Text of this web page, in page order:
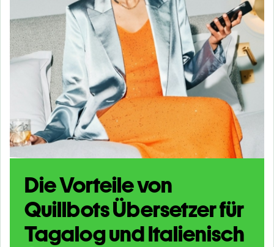
Die Vorteile von
Quillbots Übersetzer für
Tagalog und Italienisch